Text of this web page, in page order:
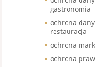
gastronomia
ochrona
restauracja
ochrona
ochrona